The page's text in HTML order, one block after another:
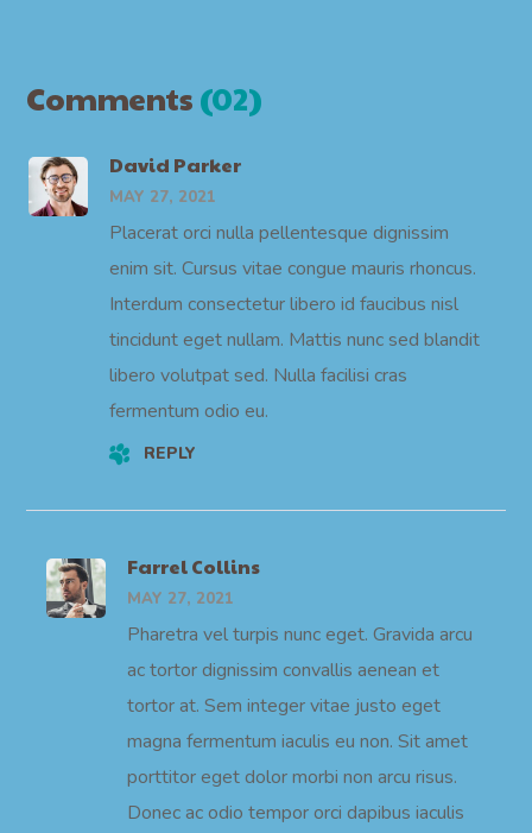
Comments(02)
David Parker
MAY 27, 2021
Placerat orci nulla pellentesque dignissim
enim sit. Cursus vitae congue mauris rhoncus.
Interdum consectetur libero id faucibus nisl
tincidunt eget nullam. Mattis nunc sed blandit
libero volutpat sed. Nulla facilisi cras
fermentum odio eu.
REPLY
Farrel Collins
MAY 27, 2021
Pharetra vel turpis nunc eget. Gravida arcu
ac tortor dignissim convallis aenean et
tortor at. Sem integer vitae justo eget
magna fermentum iaculis eu non. Sit amet
porttitor eget dolor morbi non arcu risus.
Donec ac odio tempor orci dapibus iaculis